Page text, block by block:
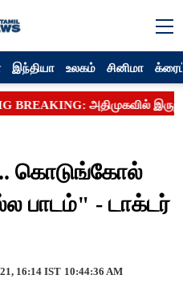
இந்தியா உலகம் சினிமா
கொடுங்கோல்
பாடம்" - டாக்டர்
16:14 IST 10:44:36 AM